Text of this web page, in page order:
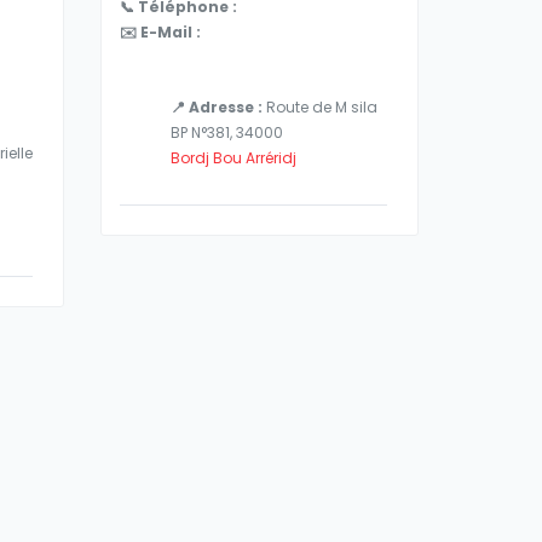
📞 Téléphone :
✉️ E-Mail :
📍 Adresse : Route de M sila
BP N°381, 34000
Bordj Bou Arréridj